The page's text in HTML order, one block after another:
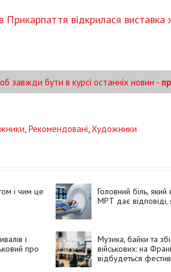
Прикарпаття відкрилася
завжди бути в курсі останніх новин -
, Рекомендовані,Художники
і чим це
Головний біль,
МРТ дає
і
про
Музика, байки та
військових: на
відбудеться